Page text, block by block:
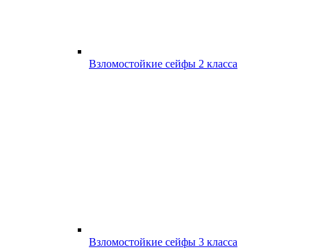
Взломостойкие сейфы 2 класса
Взломостойкие сейфы 3 класса